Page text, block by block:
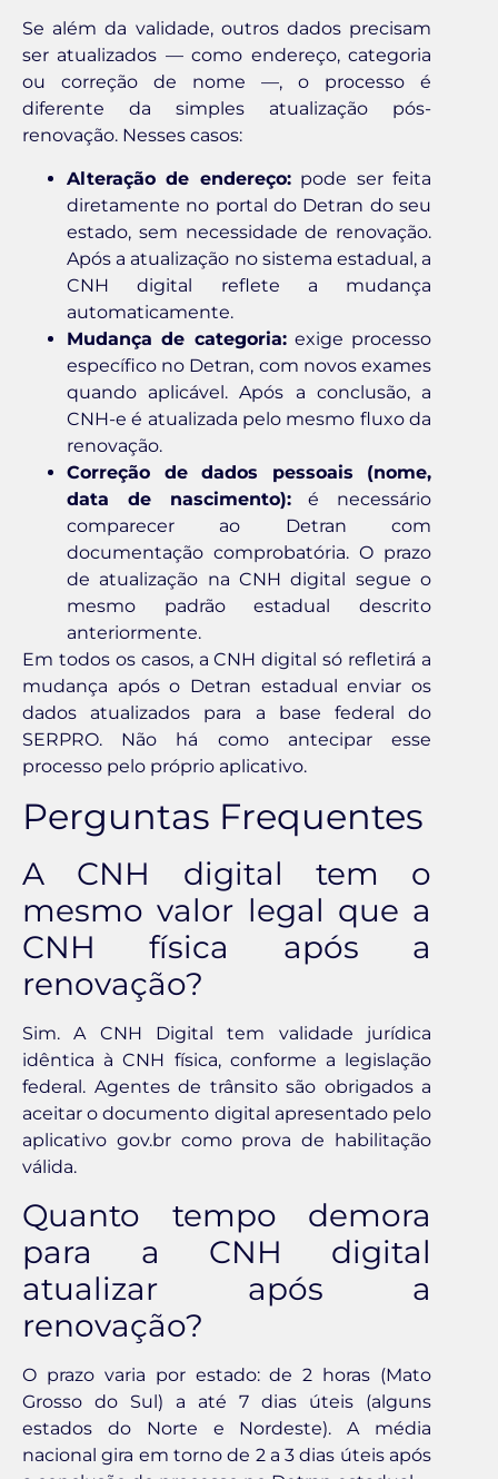
Se além da validade, outros dados precisam
ser atualizados — como endereço, categoria
ou correção de nome —, o processo é
diferente da simples atualização pós-
renovação. Nesses casos:
Alteração de endereço:pode ser feita
diretamente no portal do Detran do seu
estado, sem necessidade de renovação.
Após a atualização no sistema estadual, a
CNH digital reflete a mudança
automaticamente.
Mudança de categoria:exige processo
específico no Detran, com novos exames
quando aplicável. Após a conclusão, a
CNH-e é atualizada pelo mesmo fluxo da
renovação.
Correção de dados pessoais (nome,
data de nascimento):é necessário
comparecer ao Detran com
documentação comprobatória. O prazo
de atualização na CNH digital segue o
mesmo padrão estadual descrito
anteriormente.
Em todos os casos, a CNH digital só refletirá a
mudança após o Detran estadual enviar os
dados atualizados para a base federal do
SERPRO. Não há como antecipar esse
processo pelo próprio aplicativo.
Perguntas Frequentes
A CNH digital tem o
mesmo valor legal que a
CNH física após a
renovação?
Sim. A CNH Digital tem validade jurídica
idêntica à CNH física, conforme a legislação
federal. Agentes de trânsito são obrigados a
aceitar o documento digital apresentado pelo
aplicativo gov.br como prova de habilitação
válida.
Quanto tempo demora
para a CNH digital
atualizar após a
renovação?
O prazo varia por estado: de 2 horas (Mato
Grosso do Sul) a até 7 dias úteis (alguns
estados do Norte e Nordeste). A média
nacional gira em torno de 2 a 3 dias úteis após